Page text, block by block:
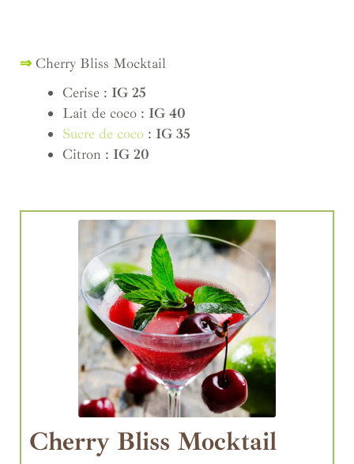
⇒ Cherry Bliss Mocktail
Cerise : IG 25
Lait de coco : IG 40
Sucre de coco : IG 35
Citron : IG 20
Cherry Bliss Mocktail